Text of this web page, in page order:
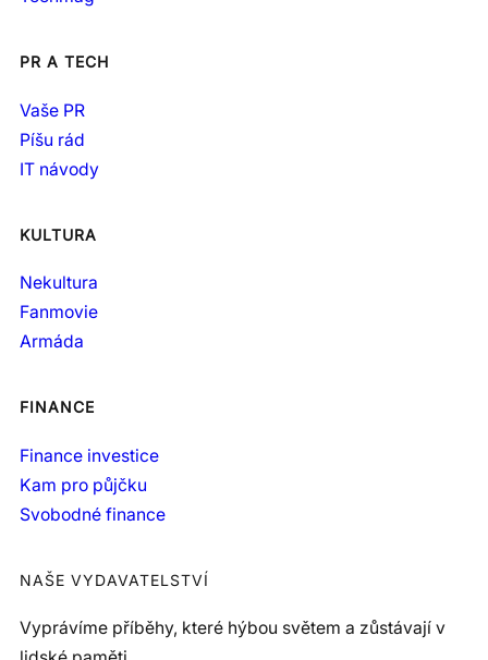
PR A TECH
Vaše PR
Píšu rád
IT návody
KULTURA
Nekultura
Fanmovie
Armáda
FINANCE
Finance investice
Kam pro půjčku
Svobodné finance
NAŠE VYDAVATELSTVÍ
Vyprávíme příběhy, které hýbou světem a zůstávají v